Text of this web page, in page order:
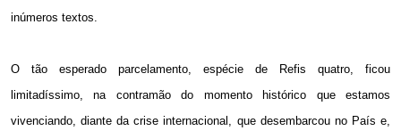
inúmeros textos.
O tão esperado parcelamento, espécie de Refis quatro, ficou
limitadíssimo, na contramão do momento histórico que estamos
vivenciando, diante da crise internacional, que desembarcou no País e,